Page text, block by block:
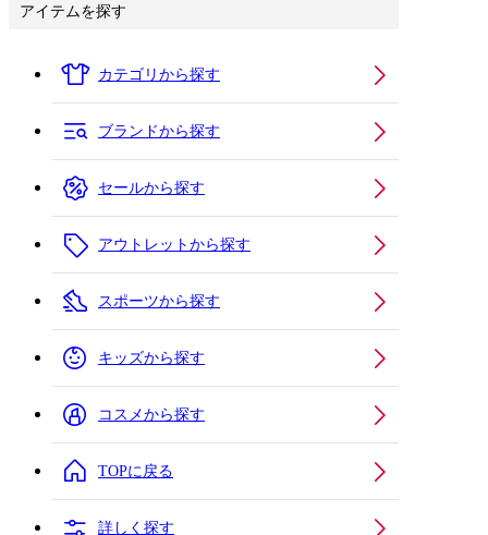
アイテムを探す
カテゴリから探す
ブランドから探す
セールから探す
アウトレットから探す
スポーツから探す
キッズから探す
コスメから探す
TOPに戻る
詳しく探す